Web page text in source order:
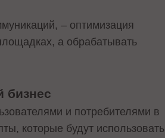
– оптимизация
а обрабатывать
бизнес
и потребителями в
которые будут использовать